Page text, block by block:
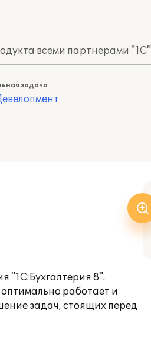
всеми партнерами "1С"
задача
"1С:Бухгалтерия 8".
работает и
задач, стоящих перед